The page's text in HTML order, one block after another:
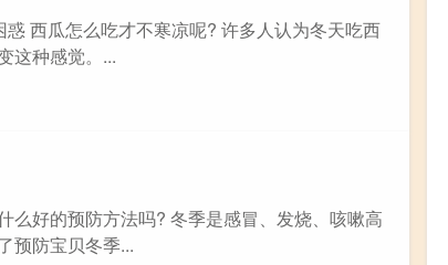
西瓜怎么吃才不寒凉呢? 许多人认为冬天吃西
这种感觉。...
么好的预防方法吗? 冬季是感冒、发烧、咳嗽高
预防宝贝冬季...